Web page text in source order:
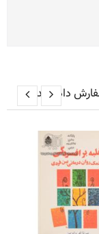
داده اند